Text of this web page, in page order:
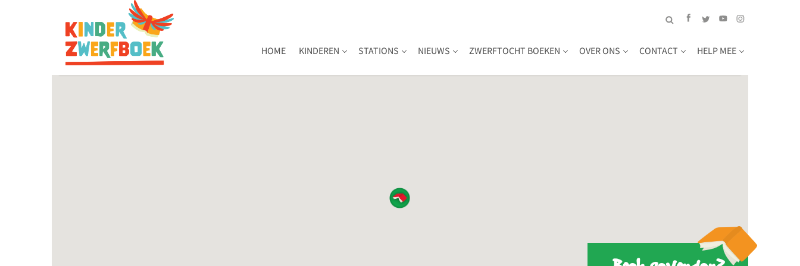
HOME KINDEREN STATIONS NIEUWS ZWERFTOCHT BOEKEN OVER ONS CONTACT HELP MEE